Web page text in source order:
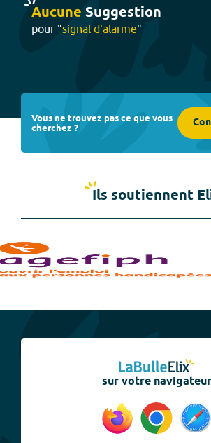
Aucune Suggestion
pour "signal d'alarme"
Vous ne trouvez pas ce que vous
cherchez ?
Ils soutiennent
sur votre navigateur